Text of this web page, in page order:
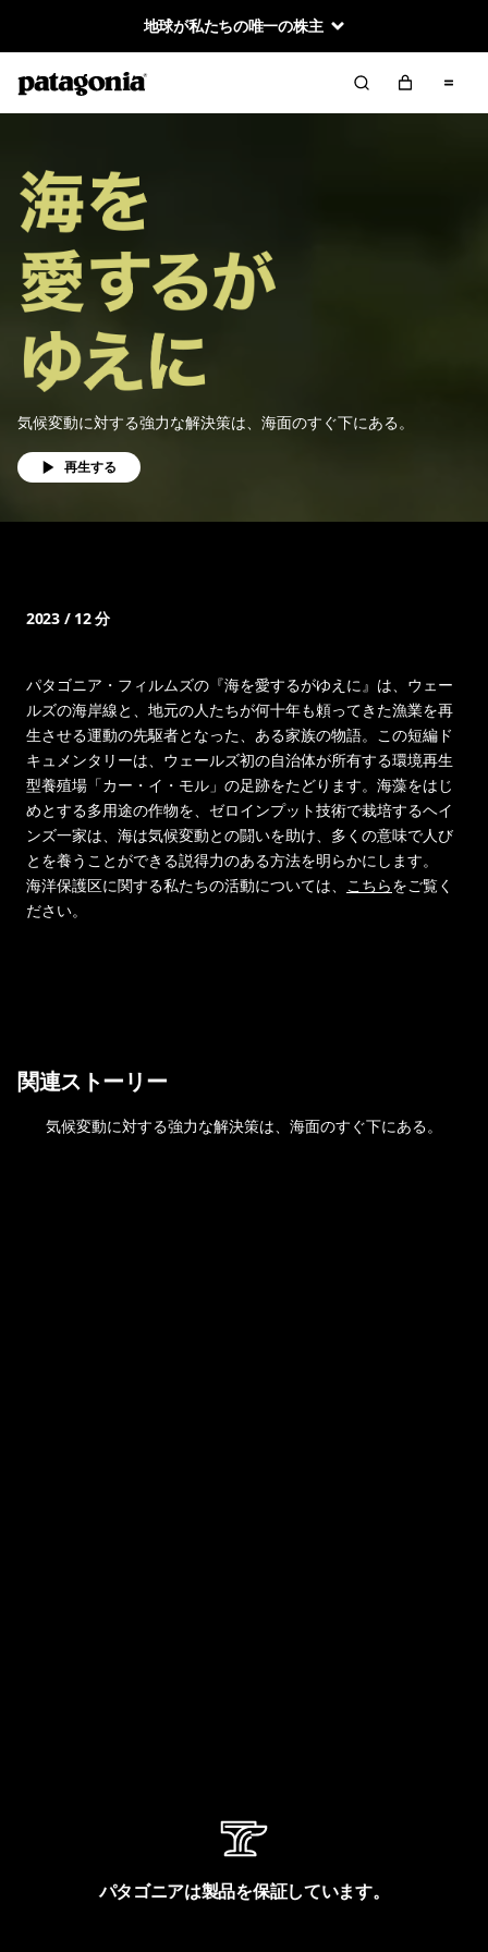
地球が私たちの唯一の株主
気候変動に対する強力な解決策は、海面のすぐ下にある。
再生する
2023 / 12 分
パタゴニア・フィルムズの『海を愛するがゆえに』は、ウェー
ルズの海岸線と、地元の人たちが何十年も頼ってきた漁業を再
生させる運動の先駆者となった、ある家族の物語。この短編ド
キュメンタリーは、ウェールズ初の自治体が所有する環境再生
型養殖場「カー・イ・モル」の足跡をたどります。海藻をはじ
めとする多用途の作物を、ゼロインプット技術で栽培するヘイ
ンズ一家は、海は気候変動との闘いを助け、多くの意味で人び
とを養うことができる説得力のある方法を明らかにします。
海洋保護区に関する私たちの活動については、 こちらをご覧く
ださい。
関連ストーリー
気候変動に対する強力な解決策は、海面のすぐ下にある。
パタゴニアは製品を保証しています。